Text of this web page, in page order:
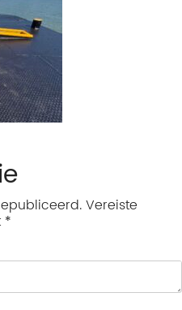
Vereiste
*